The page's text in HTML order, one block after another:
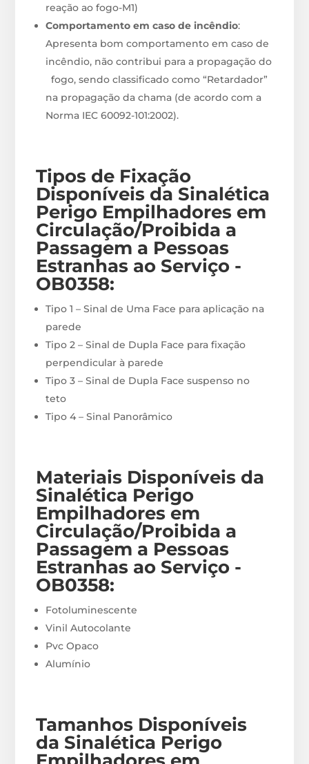
reação ao fogo-M1)
Comportamento em caso de incêndio:
Apresenta bom comportamento em caso de
incêndio, não contribui para a propagação do
fogo, sendo classificado como “Retardador”
na propagação da chama (de acordo com a
Norma IEC 60092-101:2002).
Tipos de Fixação
Disponíveis da Sinalética
Perigo Empilhadores em
Circulação/Proibida a
Passagem a Pessoas
Estranhas ao Serviço -
OB0358:
Tipo 1 – Sinal de Uma Face para aplicação na
parede
Tipo 2 – Sinal de Dupla Face para fixação
perpendicular à parede
Tipo 3 – Sinal de Dupla Face suspenso no
teto
Tipo 4 – Sinal Panorâmico
Materiais Disponíveis da
Sinalética Perigo
Empilhadores em
Circulação/Proibida a
Passagem a Pessoas
Estranhas ao Serviço -
OB0358:
Fotoluminescente
Vinil Autocolante
Pvc Opaco
Alumínio
Tamanhos Disponíveis
da Sinalética Perigo